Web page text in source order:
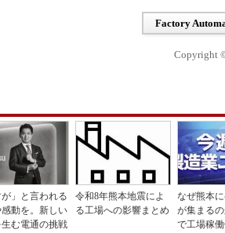
Factory
Copyright
が」と言われる
動を。新しい
む電通の挑戦
令和8年熊本地震によ
る工場への影響まとめ
なぜ熊本
が集まる
で工場稼